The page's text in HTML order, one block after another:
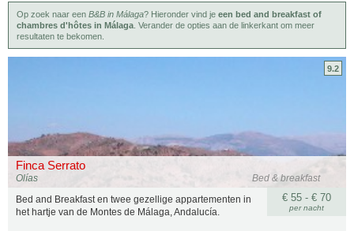
Op zoek naar een B&B in Málaga? Hieronder vind je een bed and breakfast of
chambres d'hôtes in Málaga . Verander de opties aan de linkerkant om meer
resultaten te bekomen.
Finca Serrato
Bed & breakfast
Olías
9.2
€ 55 - € 70
per nacht
Bed and Breakfast en twee gezellige appartementen in
het hartje van de Montes de Málaga, Andalucía.